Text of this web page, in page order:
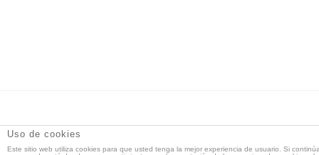
DT Espacio Escénico- Calle de la Reina, 9 28004 Madrid -
Uso de cookies
Este sitio web utiliza cookies para que usted tenga la mejor experiencia de usuario. Si